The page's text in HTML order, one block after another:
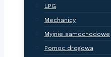
LPG
Mechanicy
Myjnie samochodowe
Pomoc drogowa